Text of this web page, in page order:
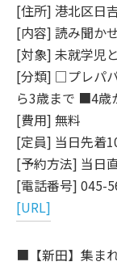
[住所] 港北区日
[内容] 読み聞か
[対象] 未就学児
[分類] □プレパ
ら3歳まで ■4歳
[費用] 無料
[定員] 当日先着
[予約方法] 当日
[電話番号] 045-
[URL]
■【新田】集ま